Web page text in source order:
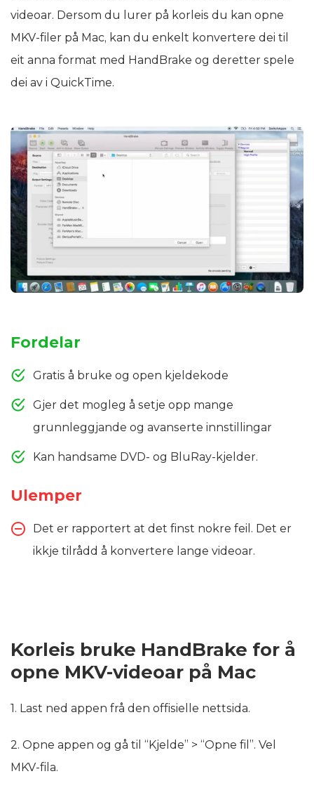
videoar. Dersom du lurer på korleis du kan opne
MKV-filer på Mac, kan du enkelt konvertere dei til
eit anna format med HandBrake og deretter spele
dei av i QuickTime.
Fordelar
Gratis å bruke og open kjeldekode
Gjer det mogleg å setje opp mange
grunnleggjande og avanserte innstillingar
Kan handsame DVD- og BluRay-kjelder.
Ulemper
Det er rapportert at det finst nokre feil. Det er
ikkje tilrådd å konvertere lange videoar.
Korleis bruke HandBrake for å
opne MKV-videoar på Mac
1. Last ned appen frå den offisielle nettsida.
2. Opne appen og gå til “Kjelde” > “Opne fil”. Vel
MKV-fila.